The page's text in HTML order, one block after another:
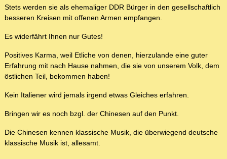
Stets werden sie als ehemaliger DDR Bürger in den gesellschaftlich
besseren Kreisen mit offenen Armen empfangen.
Es widerfährt Ihnen nur Gutes!
Positives Karma, weil Etliche von denen, hierzulande eine guter
Erfahrung mit nach Hause nahmen, die sie von unserem Volk, dem
östlichen Teil, bekommen haben!
Kein Italiener wird jemals irgend etwas Gleiches erfahren.
Bringen wir es noch bzgl. der Chinesen auf den Punkt.
Die Chinesen kennen klassische Musik, die überwiegend deutsche
klassische Musik ist, allesamt.